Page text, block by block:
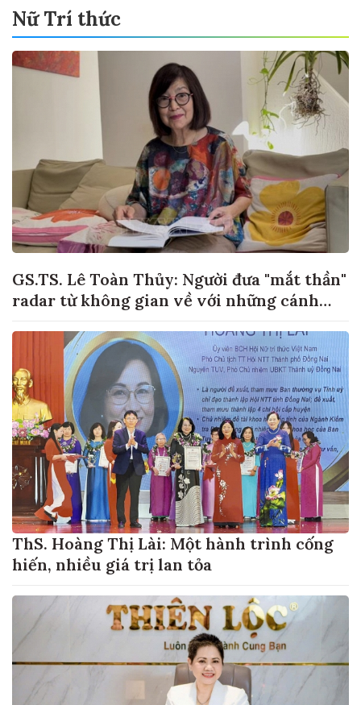
Nữ Trí thức
GS.TS. Lê Toàn Thủy: Người đưa "mắt thần"
radar từ không gian về với những cánh
ThS. Hoàng Thị Lài: Một hành trình cống
hiến, nhiều giá trị lan tỏa